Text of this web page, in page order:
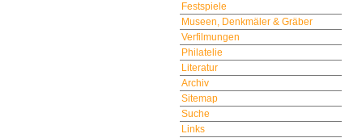
Festspiele
Museen, Denkmäler & Gräber
Verfilmungen
Philatelie
Literatur
Archiv
Sitemap
Suche
Links